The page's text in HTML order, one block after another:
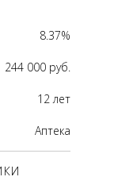
8.37%
244 000 руб.
12 лет
Аптека